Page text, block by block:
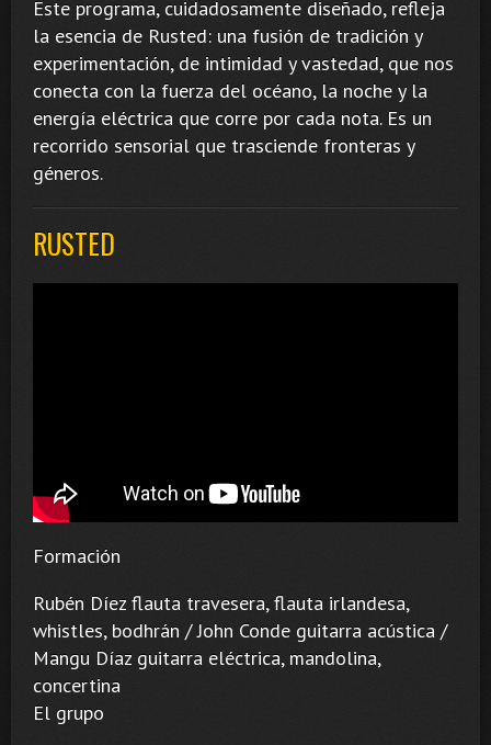
Este programa, cuidadosamente diseñado, refleja
la esencia de Rusted: una fusión de tradición y
experimentación, de intimidad y vastedad, que nos
conecta con la fuerza del océano, la noche y la
energía eléctrica que corre por cada nota. Es un
recorrido sensorial que trasciende fronteras y
géneros.
RUSTED
Formación
Rubén Díez flauta travesera, flauta irlandesa,
whistles, bodhrán / John Conde guitarra acústica /
Mangu Díaz guitarra eléctrica, mandolina,
concertina
El grupo